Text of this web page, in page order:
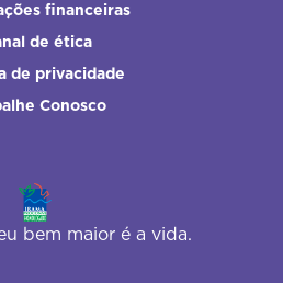
financeiras
de ética
de privacidade
Conosco
bem maior é a vida.